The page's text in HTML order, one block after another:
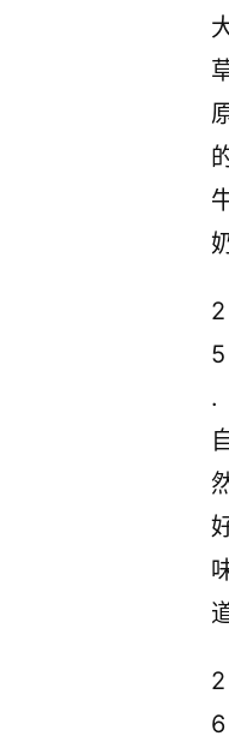
2
5
.
2
6